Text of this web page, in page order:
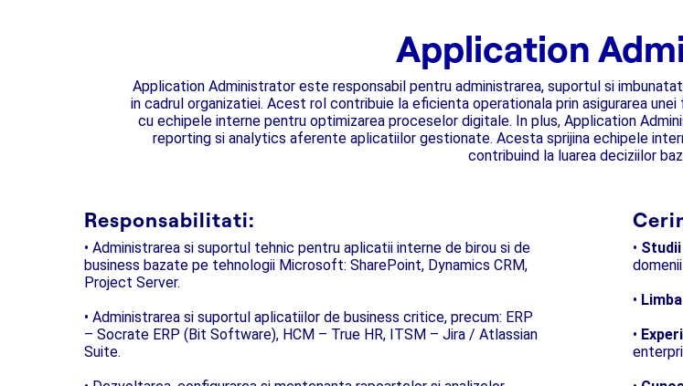
Application
Application Administrator este responsabil pentru administrarea, suportul si
in cadrul organizatiei. Acest rol contribuie la eficienta operationala prin asigurarea
cu echipele interne pentru optimizarea proceselor digitale. In plus, Application
reporting si analytics aferente aplicatiilor gestionate. Acesta sprijina echipele
contribuind la luarea deciziilor
Responsabilitati:
• Administrarea si suportul tehnic pentru aplicatii interne de birou si de
business bazate pe tehnologii Microsoft: SharePoint, Dynamics CRM,
Project Server.
• Administrarea si suportul aplicatiilor de business critice, precum: ERP
– Socrate ERP (Bit Software), HCM – True HR, ITSM – Jira / Atlassian
Suite.
•
•
•